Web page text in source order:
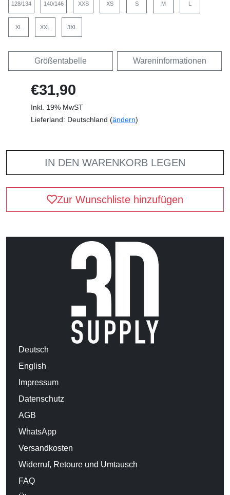
128/134 140/146 XXS XS S M
XL XXL 3XL
Größentabelle Wareninformationen
€31,90
Inkl. 19% MwST
Lieferland: Deutschland (ändern)
IN DEN WARENKORB LEGEN
Zur Wunschliste hinzufügen
Deutsch
English
Impressum
Datenschutz
AGB
WhatsApp
Versandkosten
Widerruf, Retoure und Umtausch
FAQ